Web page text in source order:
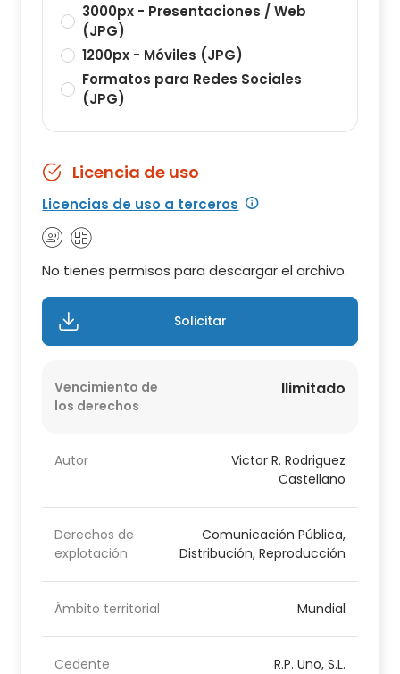
3000px - Presentaciones / Web
(JPG)
1200px - Móviles (JPG)
Formatos para Redes Sociales
(JPG)
Licencia de uso
Licencias de uso a terceros
No tienes permisos para descargar el archivo.
Solicitar
Vencimiento de
los derechos
Ilimitado
Autor
Victor R. Rodriguez
Castellano
Derechos de
explotación
Comunicación Pública,
Distribución, Reproducción
Ámbito territorial Mundial
Cedente R.P. Uno, S.L.